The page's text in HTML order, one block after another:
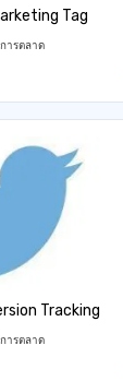
Tag
ารตลาด
Tracking
ารตลาด